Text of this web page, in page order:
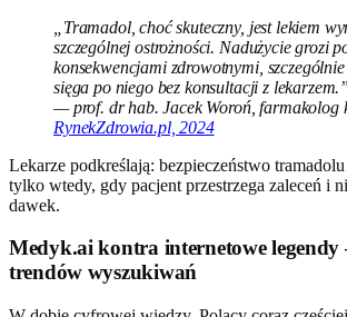
„Tramadol, choć skuteczny, jest lekiem
szczególnej ostrożności. Nadużycie grozi
konsekwencjami zdrowotnymi,
sięga po niego bez konsultacji z lekarzem.”
— prof. dr hab. Jacek Woroń, farmakolog
RynekZdrowia.pl, 2024
Lekarze podkreślają: bezpieczeństwo
tylko wtedy, gdy pacjent przestrzega zaleceń i
dawek.
Medyk.ai kontra internetowe legendy
trendów wyszukiwań